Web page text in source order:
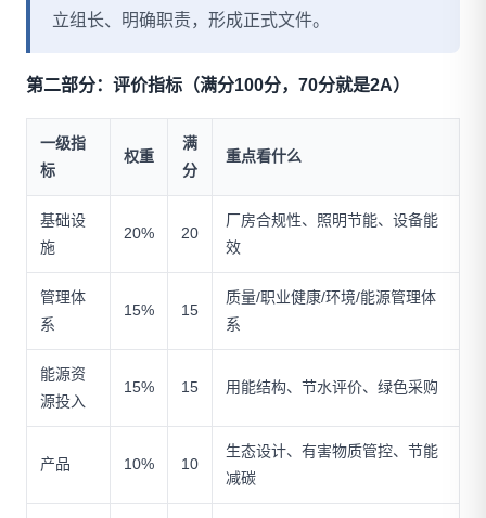
立组长、明确职责，形成正式文件。
第二部分：评价指标（满分100分，70分就是2A）
一级指
标
权重
满
分
重点看什么
基础设
施
20% 20
厂房合规性、照明节能、设备能
效
管理体
系
15% 15
质量/职业健康/环境/能源管理体
系
能源资
源投入
15% 15 用能结构、节水评价、绿色采购
产品 10% 10
生态设计、有害物质管控、节能
减碳